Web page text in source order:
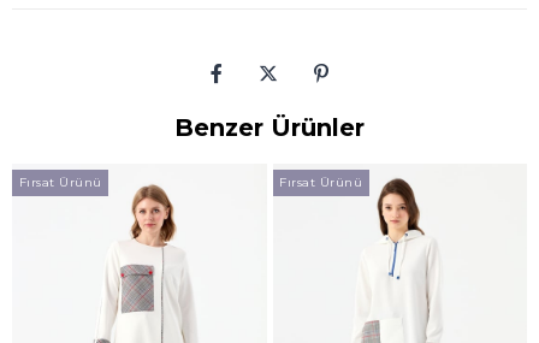
Benzer Ürünler
Fırsat Ürünü Fırsat Ürünü